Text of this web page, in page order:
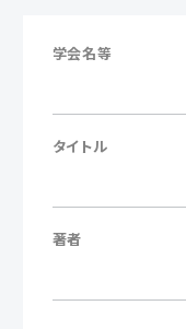
学会名等
タイトル
著者